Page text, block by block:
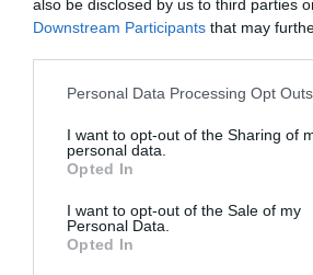
also be disclosed by us to third parties
Downstream Participants that may
Personal Data Processing Opt Outs
I want to opt-out of the Sharing of
personal data.
Opted In
I want to opt-out of the Sale of my
Personal Data.
Opted In
Δείτε όλα τατελευταία νέαγια
Πολιτισμό στοCulturenow.gr
Tags
ΕΝΤΕΧΝΟ - ΛΑΪΚΟ - ΠΑΡΑΔΟΣΙΑΚΗ
ΟΔΥΣΣΕΑΣ ΙΩΑΝΝΟΥ